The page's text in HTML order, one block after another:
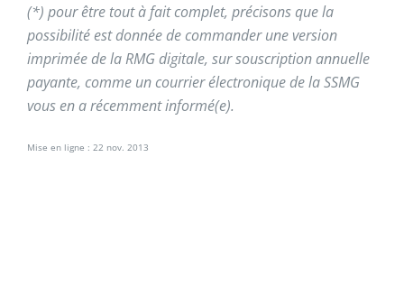
(*) pour être tout à fait complet, précisons que la
possibilité est donnée de commander une version
imprimée de la RMG digitale, sur souscription annuelle
payante, comme un courrier électronique de la SSMG
vous en a récemment informé(e).
Mise en ligne : 22 nov. 2013